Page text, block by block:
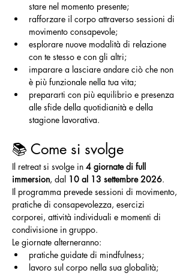
stare nel momento presente;
rafforzare il corpo attraverso sessioni di
movimento consapevole;
esplorare nuove modalità di relazione
con te stesso e con gli altri;
imparare a lasciare andare ciò che non
è più funzionale nella tua vita;
prepararti con più equilibrio e presenza
alle sfide della quotidianità e della
stagione lavorativa.
📚 Come si svolge
Il retreat si svolge in 4 giornate di full
immersion, dal 10 al 13 settembre 2026.
Il programma prevede sessioni di movimento,
pratiche di consapevolezza, esercizi
corporei, attività individuali e momenti di
condivisione in gruppo.
Le giornate alterneranno:
pratiche guidate di mindfulness;
lavoro sul corpo nella sua globalità;